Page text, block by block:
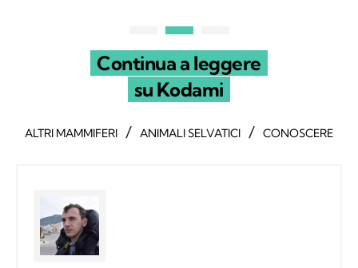
Continua a leggere
su Kodami
ALTRI MAMMIFERI / ANIMALI SELVATICI / CONOSCERE